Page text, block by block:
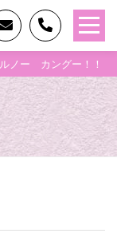
ルノー カングー！！